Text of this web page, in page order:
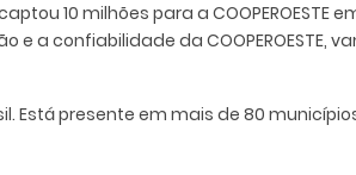
10 milhões para a COOPEROESTE
confiabilidade da COOPEROESTE,
Está presente em mais de 80